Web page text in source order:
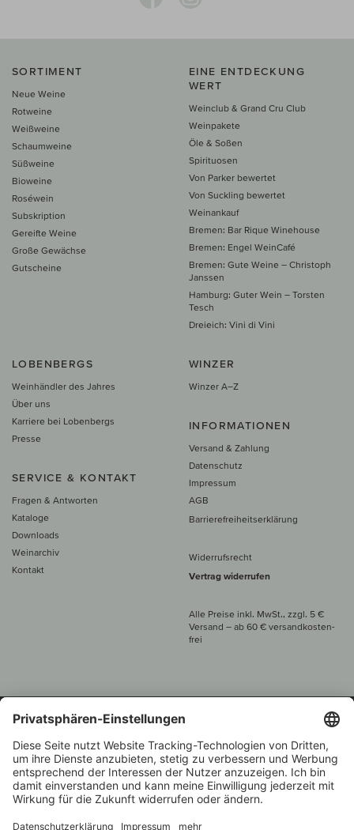
SORTIMENT
Neue Weine
Rotweine
Weißweine
Schaumweine
Süßweine
Bioweine
Roséwein
Subskription
Gereifte Weine
Große Gewächse
Gutscheine
EINE ENTDECKUNG
WERT
Weinclub & Grand Cru Club
Weinpakete
Öle & Soßen
Spirituosen
Von Parker bewertet
Von Suckling bewertet
Weinankauf
Bremen: Bar Rique Winehouse
Bremen: Engel WeinCafé
Bremen: Gute Weine – Christoph
Janssen
Hamburg: Guter Wein – Torsten
Tesch
Dreieich: Vini di Vini
LOBENBERGS
Weinhändler des Jahres
Über uns
Karriere bei Lobenbergs
Presse
SERVICE & KONTAKT
Fragen & Antworten
Kataloge
Downloads
Weinarchiv
Kontakt
WINZER
Winzer A–Z
INFORMATIONEN
Versand & Zahlung
Datenschutz
Impressum
AGB
Barrierefreiheitserklärung
Widerrufsrecht
Vertrag widerrufen
Alle Preise inkl. MwSt., zzgl. 5 €
Versand – ab 60 € versand­kosten­
frei
Beratung unter
+49 421 696 797-0
1.000 Winzer –
Über 7.000 Weine
Weinhändler
des Jahres 2022